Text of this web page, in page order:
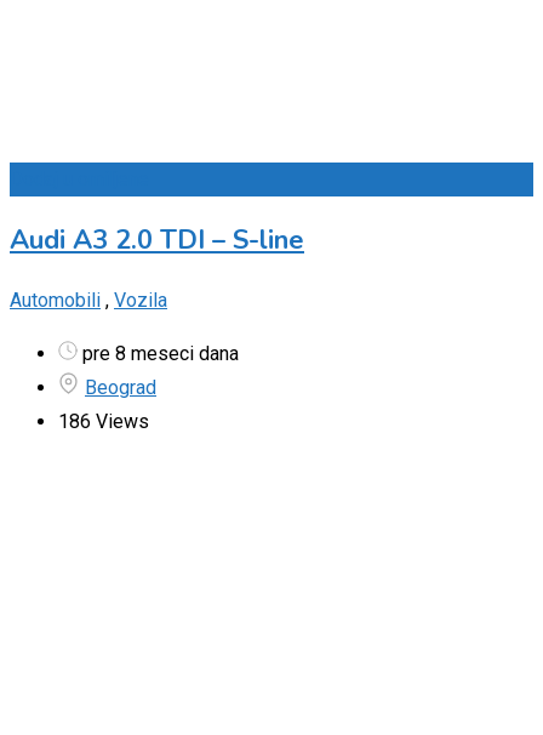
Audi A3 2.0 TDI – S-line
Automobili , Vozila
pre 8 meseci dana
Beograd
186 Views